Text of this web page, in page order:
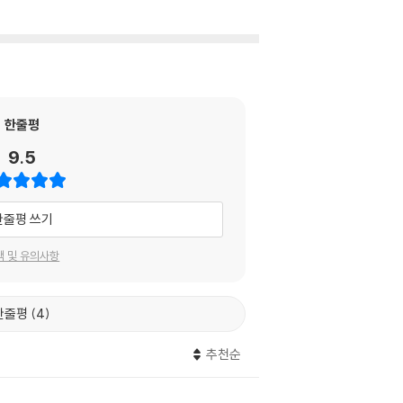
한줄평
9.5
줄평 쓰기
및 유의사항
줄평 4
추천순